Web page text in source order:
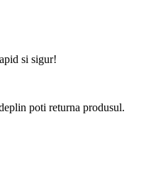
si sigur!
poti returna produsul.